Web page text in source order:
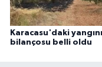
Karacasu'daki
bilançosu belli oldu